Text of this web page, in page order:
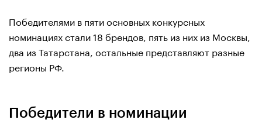
Победителями в пяти основных конкурсных
номинациях стали 18 брендов, пять из них из Москвы,
два из Татарстана, остальные представляют разные
регионы РФ.
Победители в номинации